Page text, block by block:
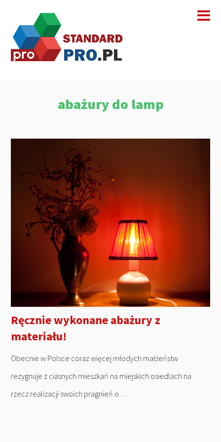
abażury do lamp
Ręcznie wykonane abażury z
materiału!
Obecnie w Polsce coraz więcej młodych małżeństw
rezygnuje z ciasnych mieszkań na miejskich osiedlach na
rzecz realizacji swoich pragnień o…